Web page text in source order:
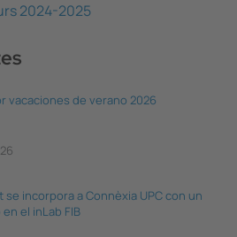
2024-2025
vacaciones de verano 2026
se incorpora a Connèxia UPC con un
el inLab FIB